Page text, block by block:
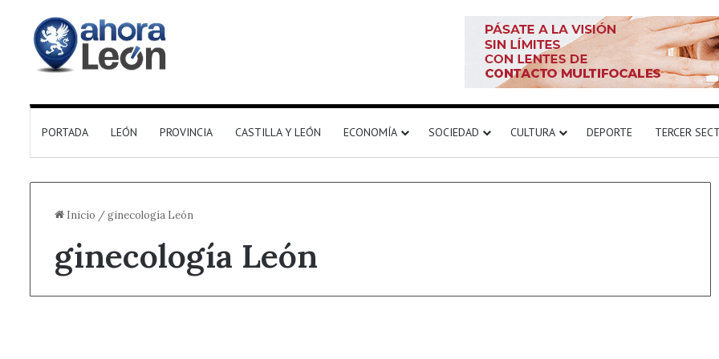
PORTADA LEÓN PROVINCIA CASTILLA Y LEÓN ECONOMÍA SOCIEDAD CULTURA DEPORTE TERCER
Inicio /ginecología León
ginecología León